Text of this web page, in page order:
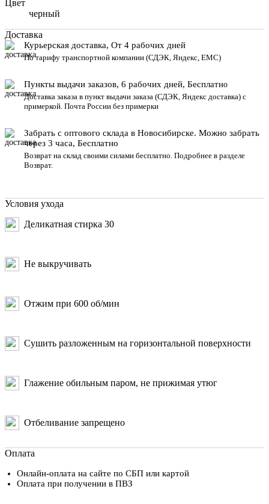
Цвет
черный
Доставка
Курьерская доставка, От 4 рабочих дней
По тарифу транспортной компании (СДЭК, Яндекс, ЕМС)
Пункты выдачи заказов, 6 рабочих дней, Бесплатно
Доставка заказа в пункт выдачи заказа (СДЭК, Яндекс доставка) с
примеркой. Почта России без примерки
Забрать с оптового склада в Новосибирске. Можно забрать
через 3 часа, Бесплатно
Возврат на склад своими силами бесплатно. Подробнее в разделе
Возврат.
Условия ухода
Деликатная стирка 30
Не выкручивать
Отжим при 600 об/мин
Сушить разложенным на горизонтальной поверхности
Глажение обильным паром, не прижимая утюг
Отбеливание запрещено
Оплата
Онлайн-оплата на сайте по СБП или картой
Оплата при получении в ПВЗ